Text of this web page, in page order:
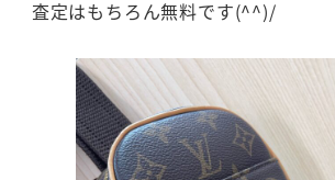
査定はもちろん無料です(^^)/